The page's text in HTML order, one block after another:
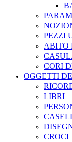
PEZZI
ABITO
CORI
OGGETTI
LIBRI
CROCI